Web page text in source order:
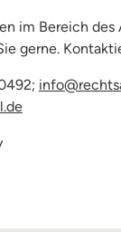
im Bereich des
gerne.